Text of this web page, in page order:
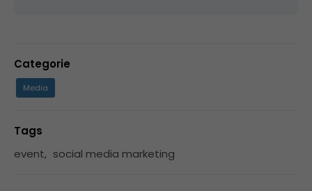
Categorie
Media
Tags
event, social media marketing